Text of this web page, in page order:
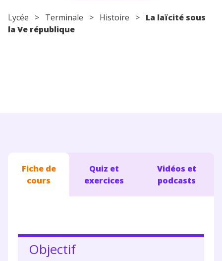
Lycée > Terminale > Histoire > La laïcité sous
la Ve république
Fiche de
cours
Quiz et
exercices
Vidéos et
podcasts
Objectif